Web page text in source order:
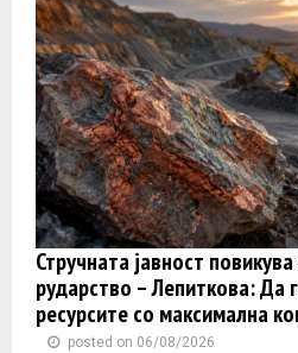
Стручната јавност
рударство – Лепиткова: Да
ресурсите со максимална
posted on 06/08/2026